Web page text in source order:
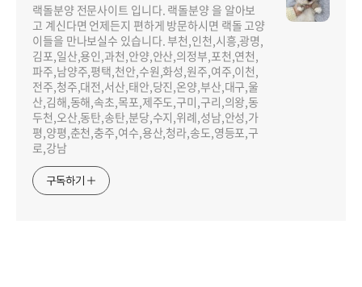
랙돌분양 전문사이트 입니다. 랙돌분양 을 알아보
고 계신다면 언제든지 편하게 방문하시면 랙돌 고양
이들을 만나보실수 있습니다. 부천,인천,시흥,광명,
김포,일산,용인,과천,안양,안산,의정부,포천,연천,
파주,남양주,평택,천안,수원,화성,원주,여주,이천,
전주,청주,대전,서산,태안,당진,온양,부산,대구,울
산,김해,동해,속초,목포,제주도,구미,구리,의왕,동
두천,오산,동탄,송탄,분당,수지,위례,성남,안성,가
평,양평,춘천,충주,여수,용산,청라,송도,영등포,구
로,강남
구독하기